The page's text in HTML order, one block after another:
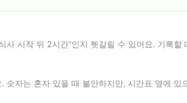
사 시작 뒤 2시간”인지 헷갈릴 수 있어요. 기록
숫자는 혼자 있을 때 불안하지만, 시간표 옆에 있